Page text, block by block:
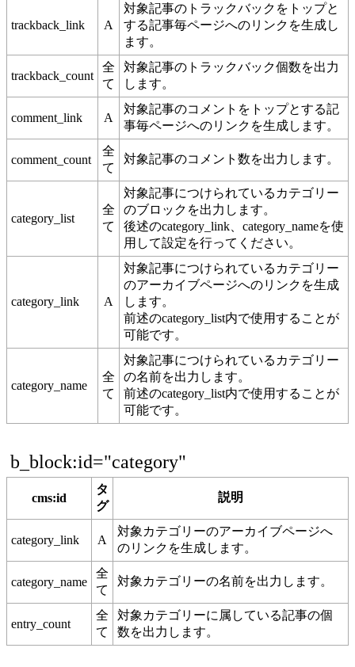
trackback_link A
対象記事のトラックバックをトップと
する記事毎ページへのリンクを生成し
ます。
trackback_count
全
て
対象記事のトラックバック個数を出力
します。
comment_link A
対象記事のコメントをトップとする記
事毎ページへのリンクを生成します。
comment_count
全
て
対象記事のコメント数を出力します。
category_list
全
て
対象記事につけられているカテゴリー
のブロックを出力します。
後述のcategory_link、category_nameを使
用して設定を行ってください。
category_link A
対象記事につけられているカテゴリー
のアーカイブページへのリンクを生成
します。
前述のcategory_list内で使用することが
可能です。
category_name
全
て
対象記事につけられているカテゴリー
の名前を出力します。
前述のcategory_list内で使用することが
可能です。
b_block:id="category"
cms:id
タ
グ
説明
category_link A
対象カテゴリーのアーカイブページへ
のリンクを生成します。
category_name
全
て
対象カテゴリーの名前を出力します。
entry_count
全
て
対象カテゴリーに属している記事の個
数を出力します。